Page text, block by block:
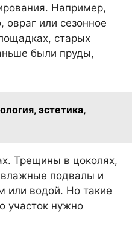
Например,
овраг или сезонное
старых
были пруды,
эстетика,
Трещины в цоколях,
влажные подвалы и
или водой. Но такие
участок нужно